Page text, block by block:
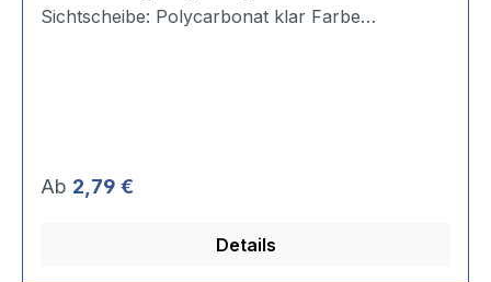
Sichtscheibe: Polycarbonat klar Farbe
Regulärer Preis:
Ab 2,79 €
Details